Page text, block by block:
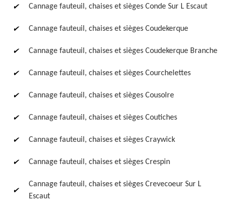
Cannage fauteuil, chaises et sièges Conde Sur L Escaut
Cannage fauteuil, chaises et sièges Coudekerque
Cannage fauteuil, chaises et sièges Coudekerque Branche
Cannage fauteuil, chaises et sièges Courchelettes
Cannage fauteuil, chaises et sièges Cousolre
Cannage fauteuil, chaises et sièges Coutiches
Cannage fauteuil, chaises et sièges Craywick
Cannage fauteuil, chaises et sièges Crespin
Cannage fauteuil, chaises et sièges Crevecoeur Sur L
Escaut